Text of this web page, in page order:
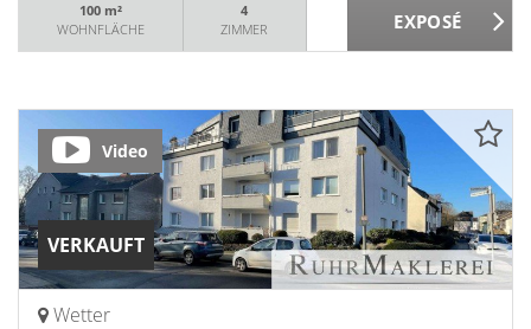
100 m²
WOHNFLÄCHE
4
ZIMMER
VERKAUFT
Video
Wetter